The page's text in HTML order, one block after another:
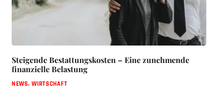
Steigende Bestattungskosten – Eine zunehmende
finanzielle Belastung
NEWS,WIRTSCHAFT